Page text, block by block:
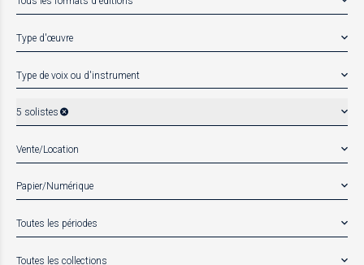
Type d'œuvre
Type de voix ou d'instrument
5 solistes
Vente/Location
Papier/Numérique
Toutes les périodes
Toutes les collections